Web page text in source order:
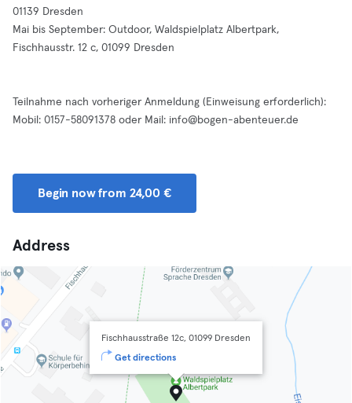
01139 Dresden
Mai bis September: Outdoor, Waldspielplatz Albertpark,
Fischhausstr. 12 c, 01099 Dresden
Teilnahme nach vorheriger Anmeldung (Einweisung erforderlich):
Mobil: 0157-58091378 oder Mail: info@bogen-abenteuer.de
Begin now from 24,00 €
Address
Fischhausstraße 12c, 01099 Dresden
Get directions